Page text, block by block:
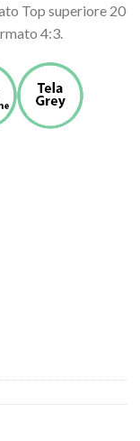
Top superiore 20
4:3.